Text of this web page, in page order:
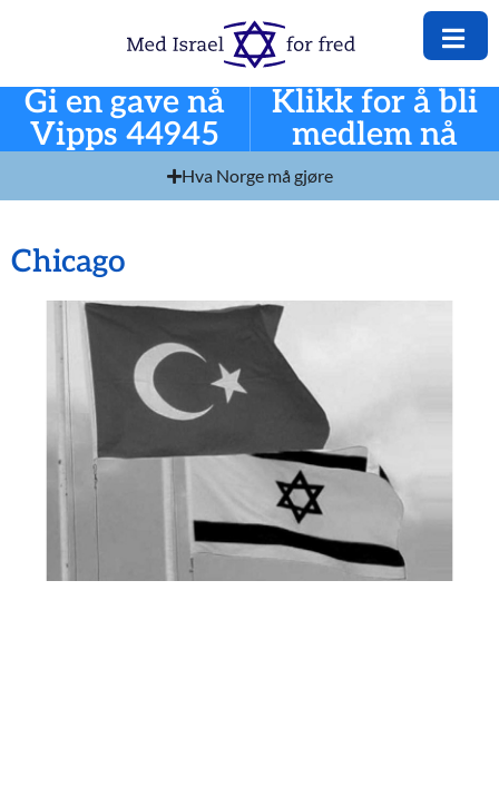
Gi en gave nå
Vipps 44945
Klikk for å bli
medlem nå
Hva Norge må gjøre
Chicago